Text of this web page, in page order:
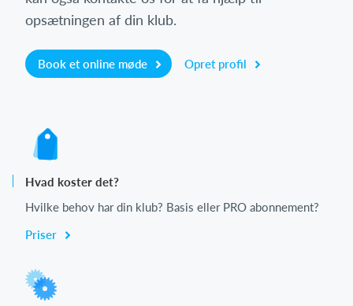
opsætningen af din klub.
Book et online møde Opret profil
Hvad koster det?
Hvilke behov har din klub? Basis eller PRO abonnement?
Priser